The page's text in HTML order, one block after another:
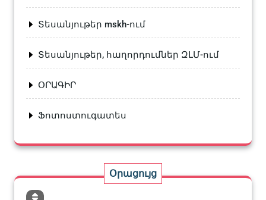
Տեսանյութեր mskh-ում
Տեսանյութեր, հաղորդումներ ԶԼՄ-ում
ՕՐԱԳԻՐ
Ֆոտոստուգատես
Օրացույց